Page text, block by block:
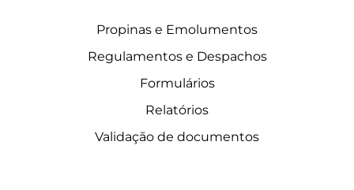
Propinas e Emolumentos
Regulamentos e Despachos
Formulários
Relatórios
Validação de documentos